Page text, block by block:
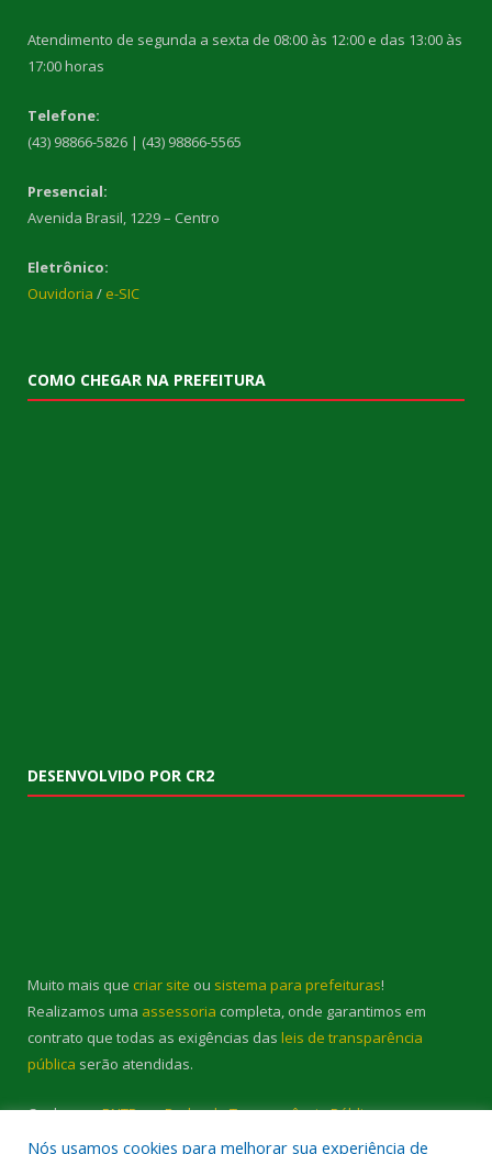
Atendimento de segunda a sexta de 08:00 às 12:00 e das 13:00 às
17:00 horas
Telefone:
(43) 98866-5826 | (43) 98866-5565
Presencial:
Avenida Brasil, 1229 – Centro
Eletrônico:
Ouvidoria / e-SIC
COMO CHEGAR NA PREFEITURA
DESENVOLVIDO POR CR2
Muito mais que criar site ou sistema para prefeituras!
Realizamos uma assessoria completa, onde garantimos em
contrato que todas as exigências das leis de transparência
pública serão atendidas.
Conheça oPNTPe oRadar da Transparência Pública
Nós usamos cookies para melhorar sua experiência de